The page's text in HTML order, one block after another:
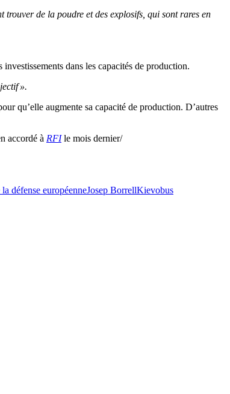
de la poudre et des explosifs, qui sont rares en
dans les capacités de production.
».
qu’elle augmente sa capacité de production. D’autres
accordé à RFIle mois dernier/
défense européenneJosep BorrellKievobus